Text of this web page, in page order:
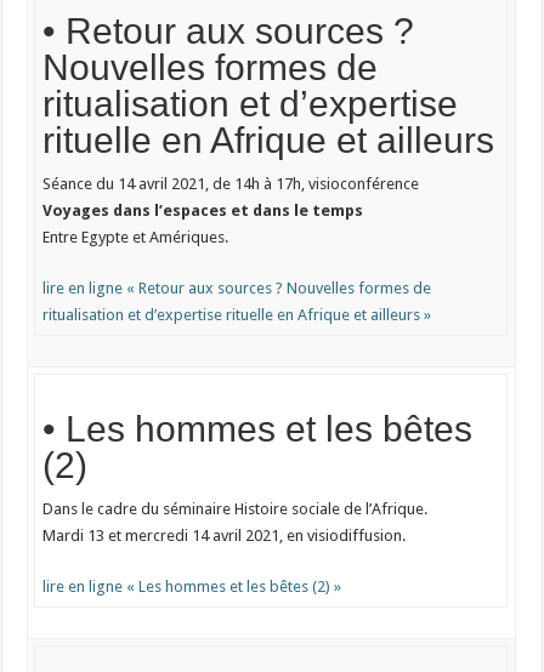
• Retour aux sources ?
Nouvelles formes de
ritualisation et d’expertise
rituelle en Afrique et ailleurs
Séance du 14 avril 2021, de 14h à 17h, visioconférence
Voyages dans l’espaces et dans le temps
Entre Egypte et Amériques.
lire en ligne « Retour aux sources ? Nouvelles formes de
ritualisation et d’expertise rituelle en Afrique et ailleurs »
• Les hommes et les bêtes
(2)
Dans le cadre du séminaire Histoire sociale de l’Afrique.
Mardi 13 et mercredi 14 avril 2021, en visiodiffusion.
lire en ligne « Les hommes et les bêtes (2) »